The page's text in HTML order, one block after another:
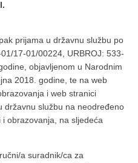
I.
prijama u državnu službu po
17-01/00224, URBROJ: 533-
objavljenom u Narodnim
2018. godine, te na web
i web stranici
državnu službu na neodređeno
obrazovanja, na sljedeća
a suradnik/ca za